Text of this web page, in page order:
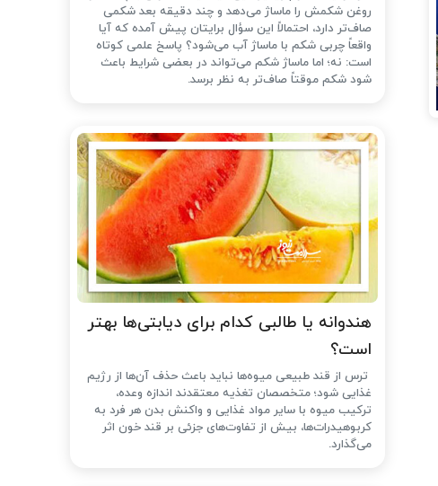
روغن شکمش را ماساژ می‌دهد و چند دقیقه بعد شکمی
صاف‌تر دارد، احتمالاً این سؤال برایتان پیش آمده که آیا
واقعاً چربی شکم با ماساژ آب می‌شود؟ پاسخ علمی کوتاه
است: نه؛ اما ماساژ شکم می‌تواند در بعضی شرایط باعث
شود شکم موقتاً صاف‌تر به نظر برسد.
هندوانه یا طالبی کدام برای دیابتی‌ها بهتر
است؟
ترس از قند طبیعی میوه‌ها نباید باعث حذف آن‌ها از رژیم
غذایی شود؛ متخصصان تغذیه معتقدند اندازه وعده،
ترکیب میوه با سایر مواد غذایی و واکنش بدن هر فرد به
کربوهیدرات‌ها، بیش از تفاوت‌های جزئی بر قند خون اثر
می‌گذارد.